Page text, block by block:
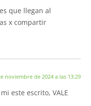
que llegan al
x compartir
noviembre de 2024 a las 13:29
este escrito, VALE